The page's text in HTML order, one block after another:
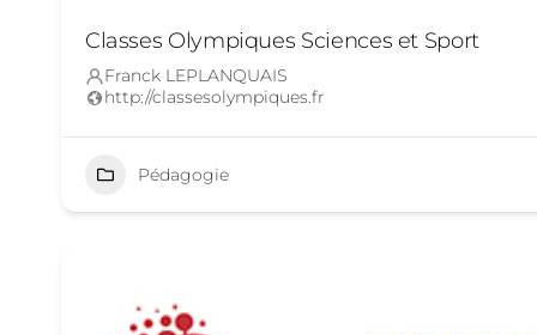
Classes Olympiques Sciences et Sport
Franck LEPLANQUAIS
http://classesolympiques.fr
Pédagogie